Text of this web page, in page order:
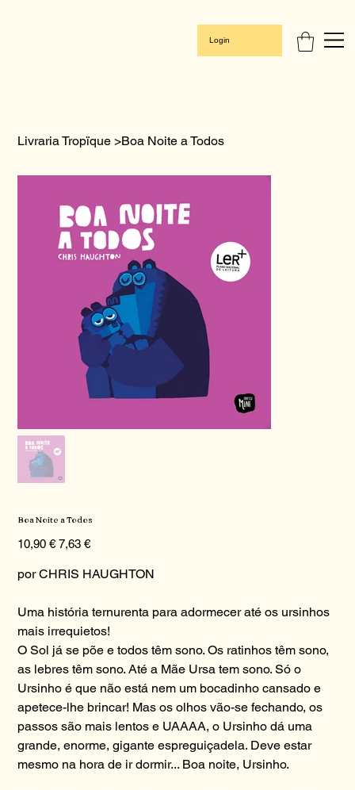
Login
Livraria Tropïque >Boa Noite a Todos
Boa Noite a Todos
Preço
original
10,90 € Preço
promocional
7,63 €
por CHRIS HAUGHTON
Uma história ternurenta para adormecer até os ursinhos
mais irrequietos!
O Sol já se põe e todos têm sono. Os ratinhos têm sono,
as lebres têm sono. Até a Mãe Ursa tem sono. Só o
Ursinho é que não está nem um bocadinho cansado e
apetece-lhe brincar! Mas os olhos vão-se fechando, os
passos são mais lentos e UAAAA, o Ursinho dá uma
grande, enorme, gigante espreguiçadela. Deve estar
mesmo na hora de ir dormir... Boa noite, Ursinho.